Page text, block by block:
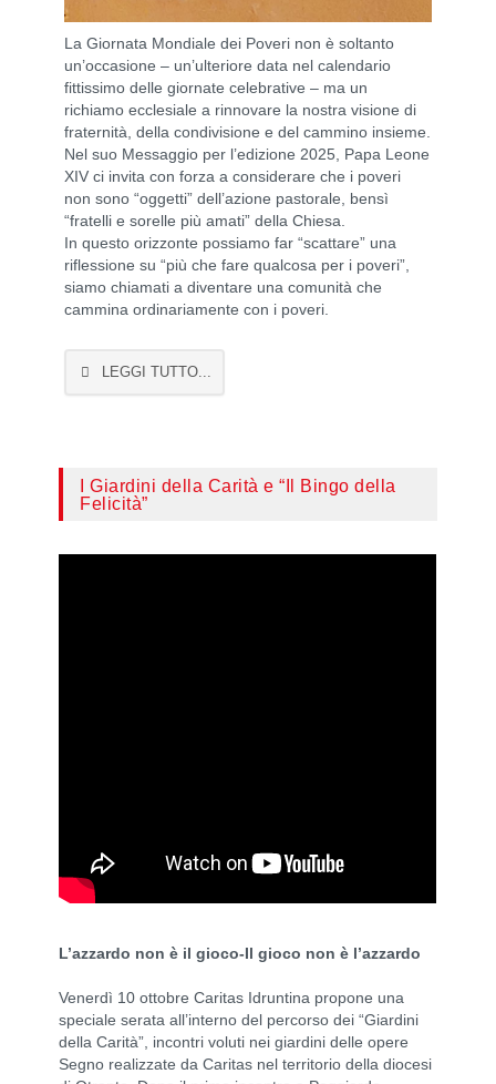
La Giornata Mondiale dei Poveri non è soltanto
un’occasione – un’ulteriore data nel calendario
fittissimo delle giornate celebrative – ma un
richiamo ecclesiale a rinnovare la nostra visione di
fraternità, della condivisione e del cammino insieme.
Nel suo Messaggio per l’edizione 2025, Papa Leone
XIV ci invita con forza a considerare che i poveri
non sono “oggetti” dell’azione pastorale, bensì
“fratelli e sorelle più amati” della Chiesa.
In questo orizzonte possiamo far “scattare” una
riflessione su “più che fare qualcosa per i poveri”,
siamo chiamati a diventare una comunità che
cammina ordinariamente con i poveri.
LEGGI TUTTO...
I Giardini della Carità e “Il Bingo della
Felicità”
L’azzardo non è il gioco-Il gioco non è l’azzardo
Venerdì 10 ottobre Caritas Idruntina propone una
speciale serata all’interno del percorso dei “Giardini
della Carità”, incontri voluti nei giardini delle opere
Segno realizzate da Caritas nel territorio della diocesi